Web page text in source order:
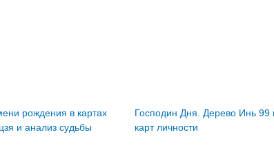
рождения в картах
и анализ судьбы
Господин Дня. Дерево Инь 99
карт личности